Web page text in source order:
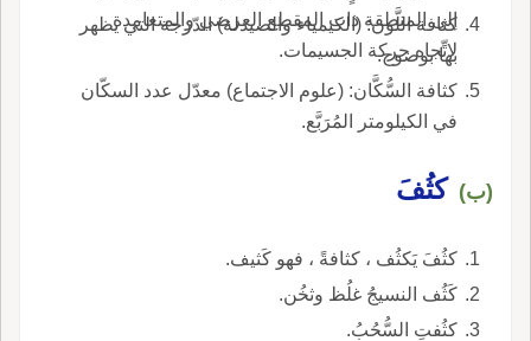
إلى المنطقة ذات المقطع العرضي والمتعامدة
لاتِّجاه حركة الجسيمات.
كثافة اللَّون: (الكيمياء والصيدلة) الدّرجة التي يظهر
بها بوضوح.
كثافة السُّكَّان: (علوم الاجتماع) معدّل عدد السكّان
في الكيلومتر المُرَبَّع.
(ب) كثُفَ
كثُفَ يَكثُف ، كثافةً ، فهو كَثيف.
كَثُف النسيجُ غلُظ وثخُن.
كثُفتِ السُّحُبُ.